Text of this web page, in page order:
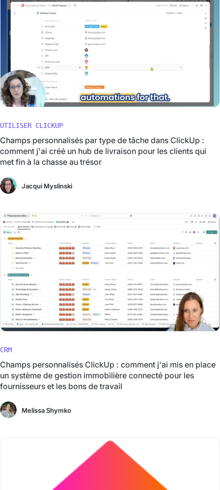
UTILISER CLICKUP
Champs personnalisés par type de tâche dans ClickUp :
comment j'ai créé un hub de livraison pour les clients qui
met fin à la chasse au trésor
Jacqui Myslinski
CRM
Champs personnalisés ClickUp : comment j'ai mis en place
un système de gestion immobilière connecté pour les
fournisseurs et les bons de travail
Melissa Shymko